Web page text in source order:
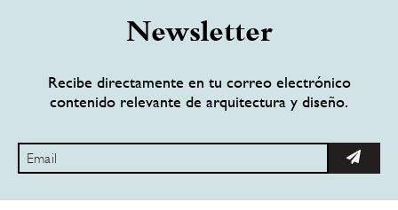
Newsletter
Recibe directamente en tu correo electrónico
contenido relevante de arquitectura y diseño.